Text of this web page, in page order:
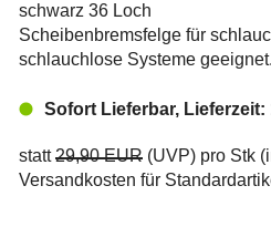
schwarz 36 Loch
Scheibenbremsfelge für
schlauchlose Systeme
Sofort Lieferbar, Lieferzeit:
statt29,90 EUR (UVP) pro Stk
Versandkosten für